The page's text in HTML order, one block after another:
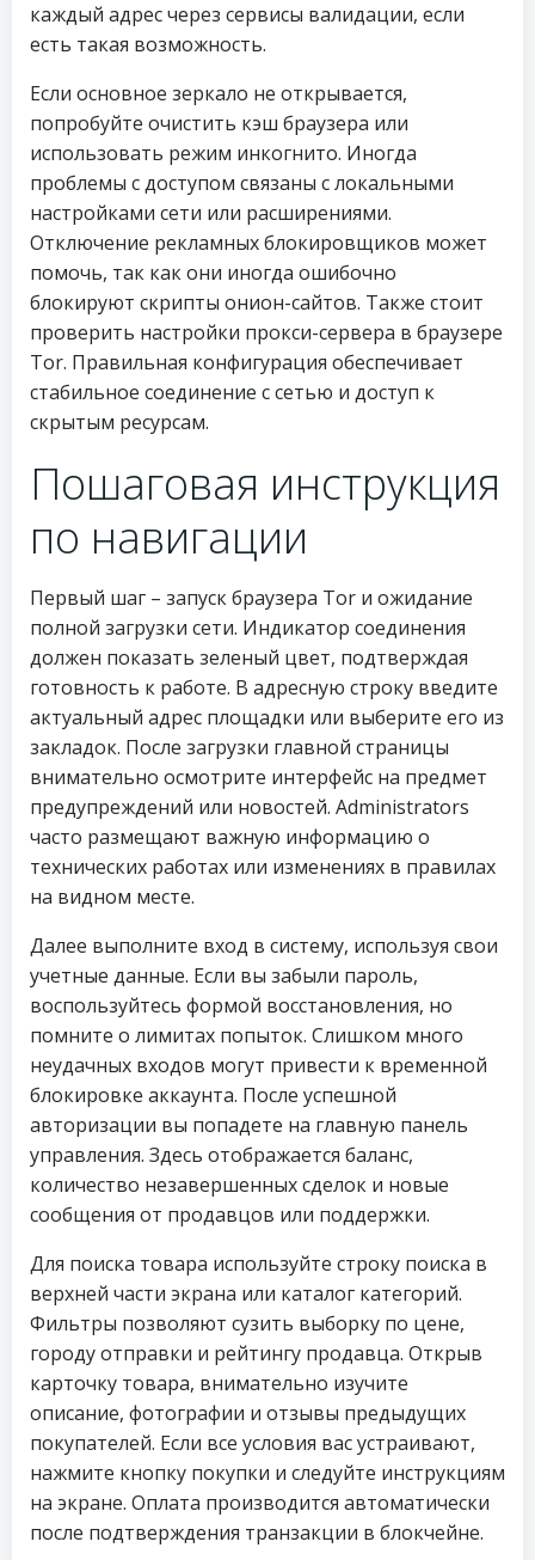
каждый адрес через сервисы валидации, если
есть такая возможность.
Если основное зеркало не открывается,
попробуйте очистить кэш браузера или
использовать режим инкогнито. Иногда
проблемы с доступом связаны с локальными
настройками сети или расширениями.
Отключение рекламных блокировщиков может
помочь, так как они иногда ошибочно
блокируют скрипты онион-сайтов. Также стоит
проверить настройки прокси-сервера в браузере
Tor. Правильная конфигурация обеспечивает
стабильное соединение с сетью и доступ к
скрытым ресурсам.
Пошаговая инструкция
по навигации
Первый шаг – запуск браузера Tor и ожидание
полной загрузки сети. Индикатор соединения
должен показать зеленый цвет, подтверждая
готовность к работе. В адресную строку введите
актуальный адрес площадки или выберите его из
закладок. После загрузки главной страницы
внимательно осмотрите интерфейс на предмет
предупреждений или новостей. Administrators
часто размещают важную информацию о
технических работах или изменениях в правилах
на видном месте.
Далее выполните вход в систему, используя свои
учетные данные. Если вы забыли пароль,
воспользуйтесь формой восстановления, но
помните о лимитах попыток. Слишком много
неудачных входов могут привести к временной
блокировке аккаунта. После успешной
авторизации вы попадете на главную панель
управления. Здесь отображается баланс,
количество незавершенных сделок и новые
сообщения от продавцов или поддержки.
Для поиска товара используйте строку поиска в
верхней части экрана или каталог категорий.
Фильтры позволяют сузить выборку по цене,
городу отправки и рейтингу продавца. Открыв
карточку товара, внимательно изучите
описание, фотографии и отзывы предыдущих
покупателей. Если все условия вас устраивают,
нажмите кнопку покупки и следуйте инструкциям
на экране. Оплата производится автоматически
после подтверждения транзакции в блокчейне.